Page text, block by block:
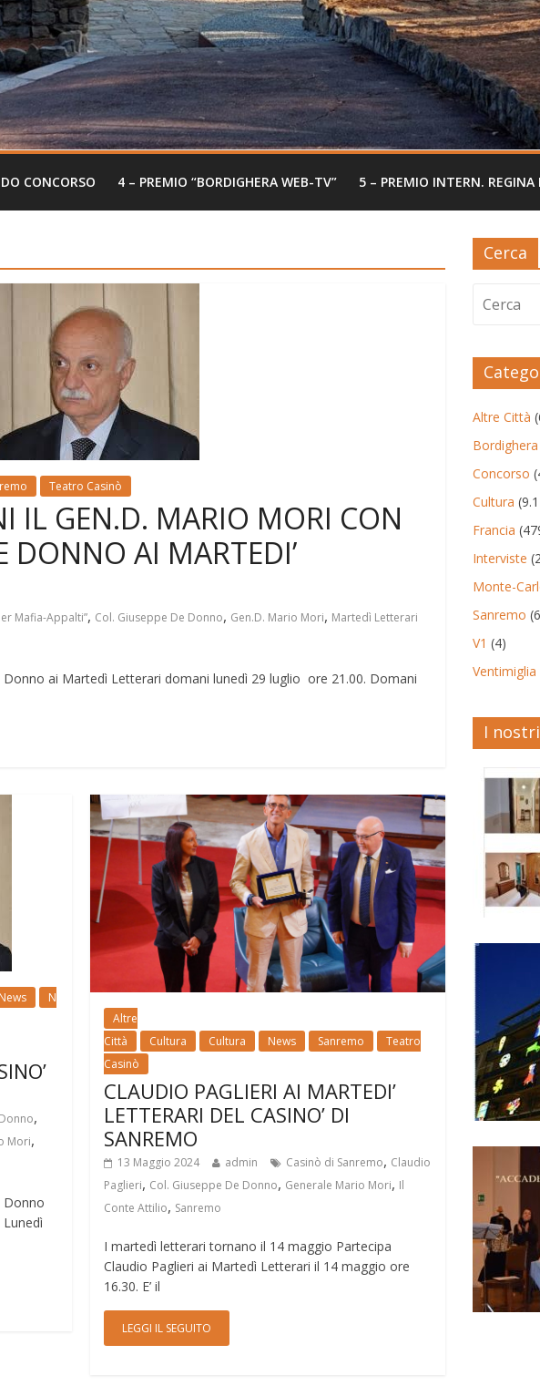
CONCORSO 4 – PREMIO “BORDIGHERA WEB-TV” 5 – PREMIO INTERN. REGINA
Teatro Casinò
IL GEN.D. MARIO MORI CON
DONNO AI MARTEDI’
Mafia-Appalti”, Col. Giuseppe De Donno, Gen.D. Mario Mori, Martedì Letterari
ai Martedì Letterari domani lunedì 29 luglio ore 21.00. Domani
News
N
,
Mori,
Donno
Altre
Città
Cultura Cultura News Sanremo
Teatro
Casinò
CLAUDIO PAGLIERI AI MARTEDI’
LETTERARI DEL CASINO’ DI
SANREMO
13 Maggio 2024 admin Casinò di Sanremo, Claudio
Paglieri, Col. Giuseppe De Donno, Generale Mario Mori, Il
Conte Attilio, Sanremo
I martedì letterari tornano il 14 maggio Partecipa
Claudio Paglieri ai Martedì Letterari il 14 maggio ore
16.30. E’ il
LEGGI IL SEGUITO
Cerca
Altre Città
Bordighera
Concorso
Cultura
Francia
Interviste
Monte-
Sanremo
V1 (4)
Ventimiglia
I